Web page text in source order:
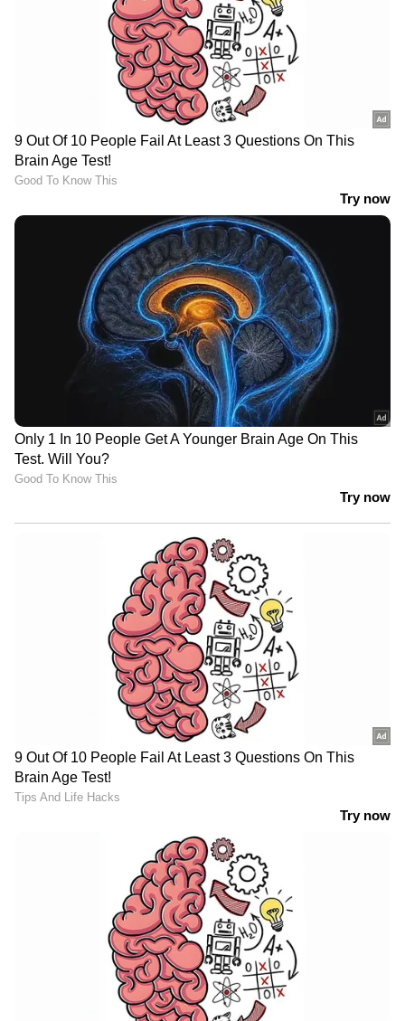
LATEST VIDEOS
ജലനിരപ്പ് കുറഞ്ഞെങ്കിലും ദുരിതം
ഒഴിയാതെ കുട്ടനാട്ടുകാര്‍; വെള്ളം
ഇറങ്ങാൻ ഇനിയും സമയമെടുക്കും
News@1PM | ഒരുമണി വാർത്ത
വിശദമായി | 08 August 2026